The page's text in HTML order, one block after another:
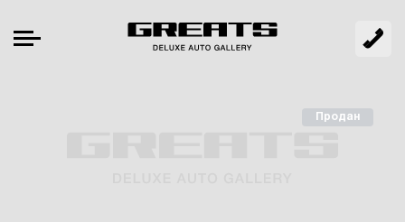
Продан